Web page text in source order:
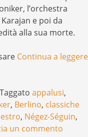
l’orchestra
e poi da
alla sua morte.
Continua a leggere
Taggato appalusi,
, Berlino, classiche
, Négez-Séguin,
un commento